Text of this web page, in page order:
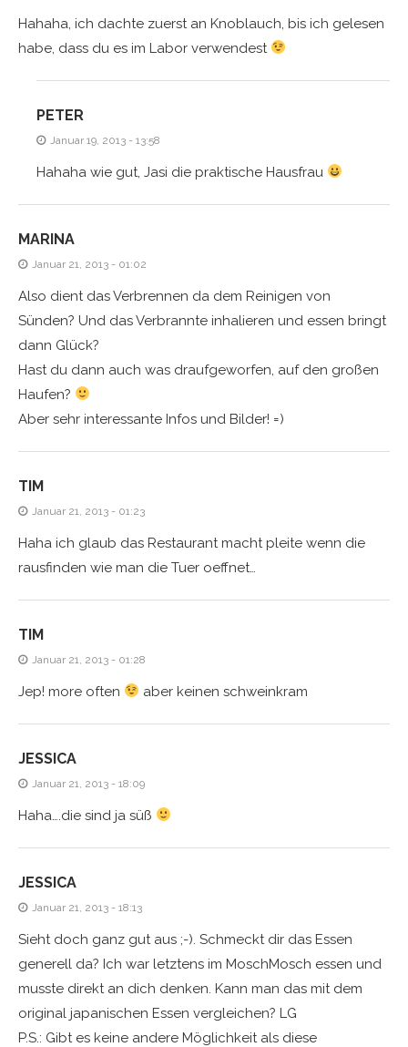
Hahaha, ich dachte zuerst an Knoblauch, bis ich gelesen
habe, dass du es im Labor verwendest
PETER
Januar 19, 2013 - 13:58
Hahaha wie gut, Jasi die praktische Hausfrau
MARINA
Januar 21, 2013 - 01:02
Also dient das Verbrennen da dem Reinigen von
Sünden? Und das Verbrannte inhalieren und essen bringt
dann Glück?
Hast du dann auch was draufgeworfen, auf den großen
Haufen?
Aber sehr interessante Infos und Bilder! =)
TIM
Januar 21, 2013 - 01:23
Haha ich glaub das Restaurant macht pleite wenn die
rausfinden wie man die Tuer oeffnet…
TIM
Januar 21, 2013 - 01:28
Jep! more often aber keinen schweinkram
JESSICA
Januar 21, 2013 - 18:09
Haha….die sind ja süß
JESSICA
Januar 21, 2013 - 18:13
Sieht doch ganz gut aus ;-). Schmeckt dir das Essen
generell da? Ich war letztens im MoschMosch essen und
musste direkt an dich denken. Kann man das mit dem
original japanischen Essen vergleichen? LG
P.S.: Gibt es keine andere Möglichkeit als diese